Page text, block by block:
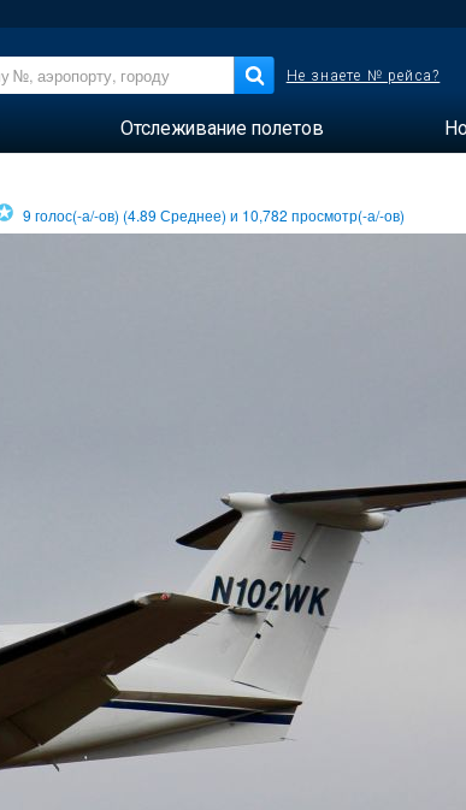
Не знаете № рейса?
Отслеживание полетов
9 голос(-а/-ов) (4.89 Среднее) и 10,782 просмотр(-а/-ов)